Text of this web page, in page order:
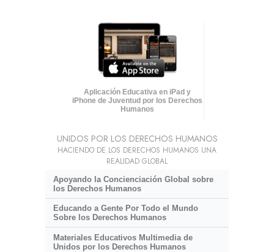
Aplicación Educativa en iPad y
iPhone de Juventud por los Derechos
Humanos
UNIDOS POR LOS DERECHOS HUMANOS
HACIENDO DE LOS DERECHOS HUMANOS UNA
REALIDAD GLOBAL
Apoyando la Concienciación Global sobre
los Derechos Humanos
Educando a Gente Por Todo el Mundo
Sobre los Derechos Humanos
Materiales Educativos Multimedia de
Unidos por los Derechos Humanos